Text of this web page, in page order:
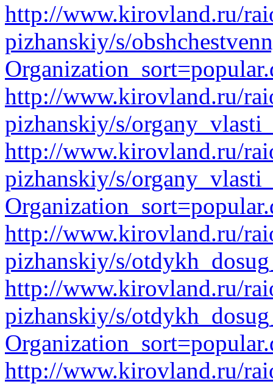
http://www.kirovland.ru/
pizhanskiy/s/
http://www.kirovland.ru/
pizhanskiy/s/
http://www.kirovland.ru/
pizhanskiy/s/
http://www.kirovland.ru/
pizhanskiy/s/
http://www.kirovland.ru/
pizhanskiy/s/
http://www.kirovland.ru/